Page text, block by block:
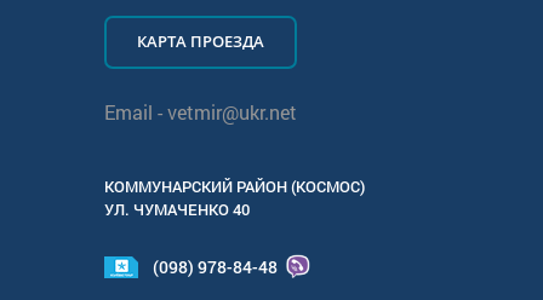
КАРТА ПРОЕЗДА
Email -vetmir@ukr.net
КОММУНАРСКИЙ РАЙОН (КОСМОС)
УЛ. ЧУМАЧЕНКО 40
(098) 978-84-48